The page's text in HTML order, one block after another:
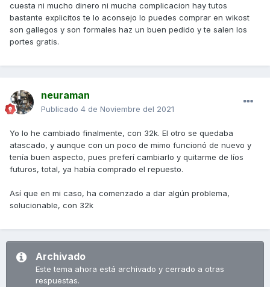
cuesta ni mucho dinero ni mucha complicacion hay tutos
bastante explicitos te lo aconsejo lo puedes comprar en wikost
son gallegos y son formales haz un buen pedido y te salen los
portes gratis.
neuraman
Publicado 4 de Noviembre del 2021
Yo lo he cambiado finalmente, con 32k. El otro se quedaba
atascado, y aunque con un poco de mimo funcionó de nuevo y
tenía buen aspecto, pues preferí cambiarlo y quitarme de líos
futuros, total, ya había comprado el repuesto.
Así que en mi caso, ha comenzado a dar algún problema,
solucionable, con 32k
Archivado
Este tema ahora está archivado y cerrado a otras
respuestas.